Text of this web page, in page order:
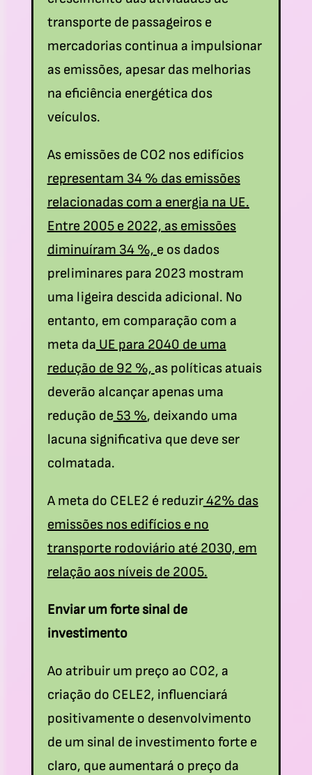
transporte de passageiros e
mercadorias continua a impulsionar
as emissões, apesar das melhorias
na eficiência energética dos
veículos.
As emissões de CO2 nos edifícios
representam 34 % das emissões
relacionadas com a energia na UE.
Entre 2005 e 2022, as emissões
diminuíram 34 %, e os dados
preliminares para 2023 mostram
uma ligeira descida adicional. No
entanto, em comparação com a
meta da UE para 2040 de uma
redução de 92 %, as políticas atuais
deverão alcançar apenas uma
redução de53 %, deixando uma
lacuna significativa que deve ser
colmatada.
A meta do CELE2 é reduzir42% das
emissões nos edifícios e no
transporte rodoviário até 2030, em
relação aos níveis de 2005.
Enviar um forte sinal de
investimento
Ao atribuir um preço ao CO2, a
criação do CELE2, influenciará
positivamente o desenvolvimento
de um sinal de investimento forte e
claro, que aumentará o preço da